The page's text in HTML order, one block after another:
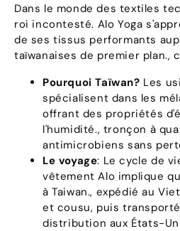
Dans le monde des textiles
roi incontesté. Alo Yoga
de ses tissus performants
taïwanaises de premier plan.,
Pourquoi Taïwan? Les
spécialisent dans les
offrant des propriétés
l'humidité., tronçon à
antimicrobiens sans
Le voyage: Le cycle de
vêtement Alo implique
à Taiwan., expédié au
et cousu, puis
distribution aux États-